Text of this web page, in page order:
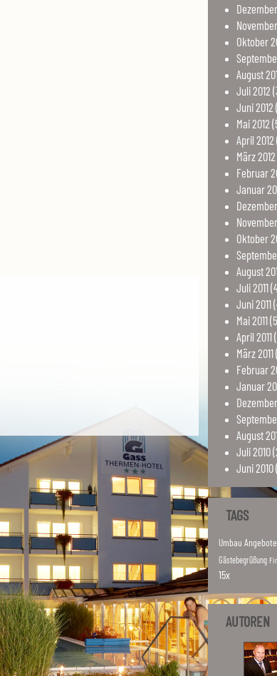
Dezember
November
Oktober
August
Juli2012
Juni2012
Mai2012
April 2012
März2012
Februar
Januar
Dezember
November
Oktober
August
Juli2011
Juni2011
Mai2011
April 2011
März2011
Februar
Januar
Dezember
August
Juli2010
Juni2010
TAGS
Umbau Angebote
Gästebegrüßung
15x
AUTOREN